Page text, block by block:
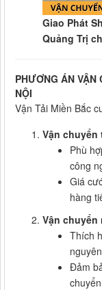
Giao Phát
Quảng Trị
PHƯƠNG ÁN VẬN
NỘI
Vận Tải Miền Bắc
Vận
Phù
công
Giá
hàng
Vận chuyển
Thích
Đảm